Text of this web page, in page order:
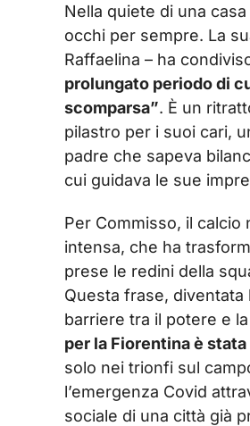
Nella quiete di una
occhi per sempre. La
Raffaelina – ha
prolungato periodo di
scomparsa”. È un
pilastro per i suoi cari,
padre che sapeva
cui guidava le sue
Per Commisso, il calcio
intensa, che ha
prese le redini della
Questa frase,
barriere tra il potere e
per la Fiorentina è
solo nei trionfi sul
l’emergenza Covid
sociale di una città già